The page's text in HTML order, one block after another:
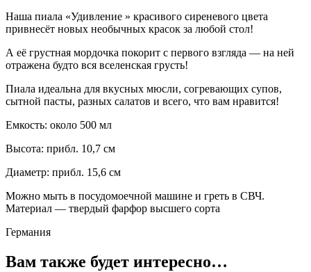
Наша пиала «Удивление » красивого сиреневого цвета
привнесёт новых необычных красок за любой стол!
А её грустная мордочка покорит с первого взгляда — на ней
отражена будто вся вселенская грусть!
Пиала идеальна для вкусных мюсли, согревающих супов,
сытной пасты, разных салатов и всего, что вам нравится!
Емкость: около 500 мл
Высота: прибл. 10,7 см
Диаметр: прибл. 15,6 см
Можно мыть в посудомоечной машине и греть в СВЧ.
Материал — твердый фарфор высшего сорта
Германия
Вам также будет интересно…